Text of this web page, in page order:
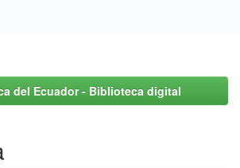
del Ecuador - Biblioteca digital